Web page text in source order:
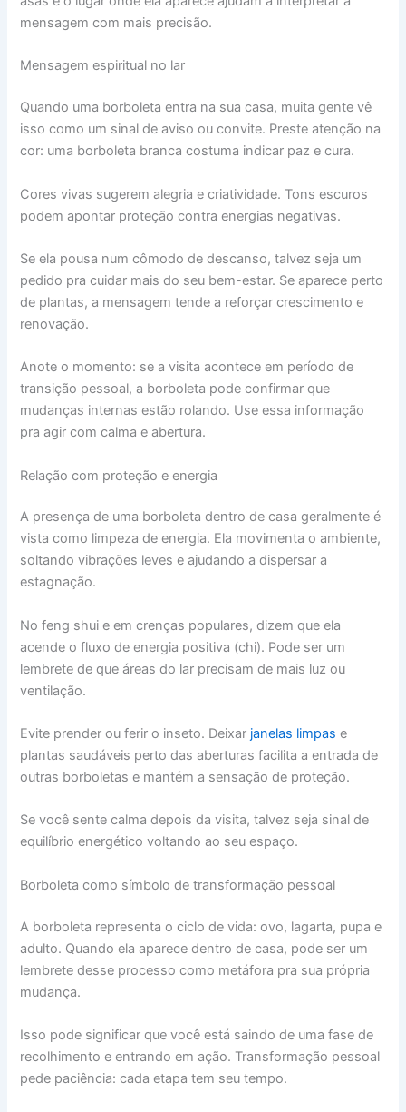
mensagem com mais precisão.
Mensagem espiritual no lar
Quando uma borboleta entra na sua casa, muita gente vê
isso como um sinal de aviso ou convite. Preste atenção na
cor: uma borboleta branca costuma indicar paz e cura.
Cores vivas sugerem alegria e criatividade. Tons escuros
podem apontar proteção contra energias negativas.
Se ela pousa num cômodo de descanso, talvez seja um
pedido pra cuidar mais do seu bem-estar. Se aparece perto
de plantas, a mensagem tende a reforçar crescimento e
renovação.
Anote o momento: se a visita acontece em período de
transição pessoal, a borboleta pode confirmar que
mudanças internas estão rolando. Use essa informação
pra agir com calma e abertura.
Relação com proteção e energia
A presença de uma borboleta dentro de casa geralmente é
vista como limpeza de energia. Ela movimenta o ambiente,
soltando vibrações leves e ajudando a dispersar a
estagnação.
No feng shui e em crenças populares, dizem que ela
acende o fluxo de energia positiva (chi). Pode ser um
lembrete de que áreas do lar precisam de mais luz ou
ventilação.
Evite prender ou ferir o inseto. Deixar janelas limpas e
plantas saudáveis perto das aberturas facilita a entrada de
outras borboletas e mantém a sensação de proteção.
Se você sente calma depois da visita, talvez seja sinal de
equilíbrio energético voltando ao seu espaço.
Borboleta como símbolo de transformação pessoal
A borboleta representa o ciclo de vida: ovo, lagarta, pupa e
adulto. Quando ela aparece dentro de casa, pode ser um
lembrete desse processo como metáfora pra sua própria
mudança.
Isso pode significar que você está saindo de uma fase de
recolhimento e entrando em ação. Transformação pessoal
pede paciência: cada etapa tem seu tempo.